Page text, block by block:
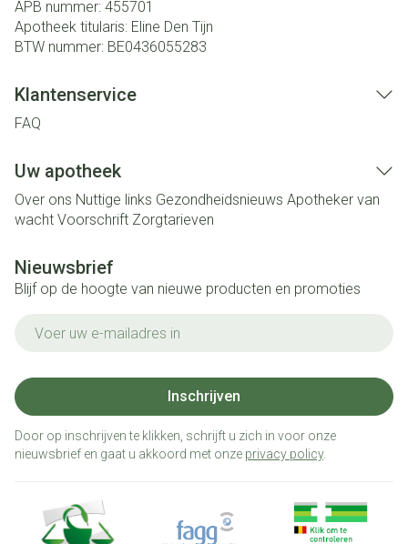
APB nummer: 455701
Apotheek titularis: Eline Den Tijn
BTW nummer: BE0436055283
Klantenservice
FAQ
Uw apotheek
Over ons Nuttige links Gezondheidsnieuws Apotheker van
wacht Voorschrift Zorgtarieven
Nieuwsbrief
Blijf op de hoogte van nieuwe producten en promoties
Inschrijven
Door op inschrijven te klikken, schrijft u zich in voor onze
nieuwsbrief en gaat u akkoord met onze privacy policy.